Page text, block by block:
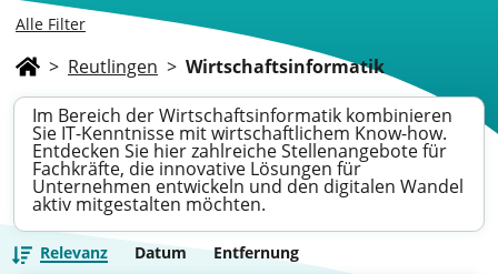
Alle Filter
> Reutlingen > Wirtschaftsinformatik
Im Bereich der Wirtschaftsinformatik kombinieren
Sie IT-Kenntnisse mit wirtschaftlichem Know-how.
Entdecken Sie hier zahlreiche Stellenangebote für
Fachkräfte, die innovative Lösungen für
Unternehmen entwickeln und den digitalen Wandel
aktiv mitgestalten möchten.
Relevanz Datum Entfernung